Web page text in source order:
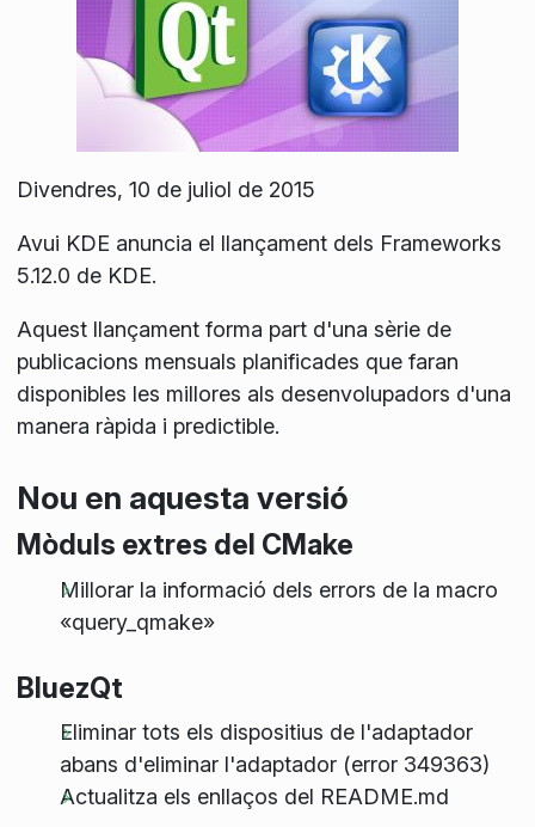
Divendres, 10 de juliol de 2015
Avui KDE anuncia el llançament dels Frameworks
5.12.0 de KDE.
Aquest llançament forma part d'una sèrie de
publicacions mensuals planificades que faran
disponibles les millores als desenvolupadors d'una
manera ràpida i predictible.
Nou en aquesta versió
Mòduls extres del CMake
Millorar la informació dels errors de la macro
«query_qmake»
BluezQt
Eliminar tots els dispositius de l'adaptador
abans d'eliminar l'adaptador (error 349363)
Actualitza els enllaços del README.md